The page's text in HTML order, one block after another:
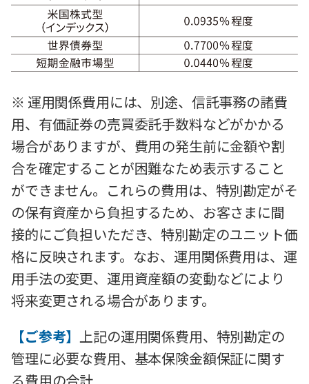
※ 運用関係費用には、別途、信託事務の諸費
用、有価証券の売買委託手数料などがかかる
場合がありますが、費用の発生前に金額や割
合を確定することが困難なため表示すること
ができません。これらの費用は、特別勘定がそ
の保有資産から負担するため、お客さまに間
接的にご負担いただき、特別勘定のユニット価
格に反映されます。なお、運用関係費用は、運
用手法の変更、運用資産額の変動などにより
将来変更される場合があります。
【ご参考】上記の運用関係費用、特別勘定の
管理に必要な費用、基本保険金額保証に関す